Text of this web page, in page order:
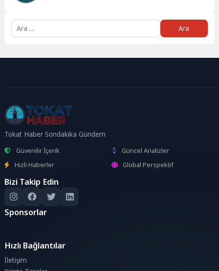
Tokat Haber Sondakika Gündem
Güvenilir İçerik
Güncel Analizler
Hızlı Haberler
Global Perspektif
Bizi Takip Edin
Sponsorlar
Hızlı Bağlantılar
İletişim